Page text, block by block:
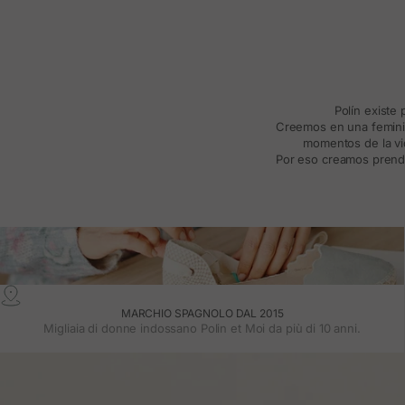
Polín existe
Creemos en una
momentos de la
Por eso creamos
MARCHIO SPAGNOLO DAL 2015
Migliaia di donne indossano Polin et Moi da più di 10 anni.